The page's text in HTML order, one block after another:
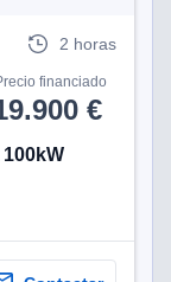
2 horas
financiado
€